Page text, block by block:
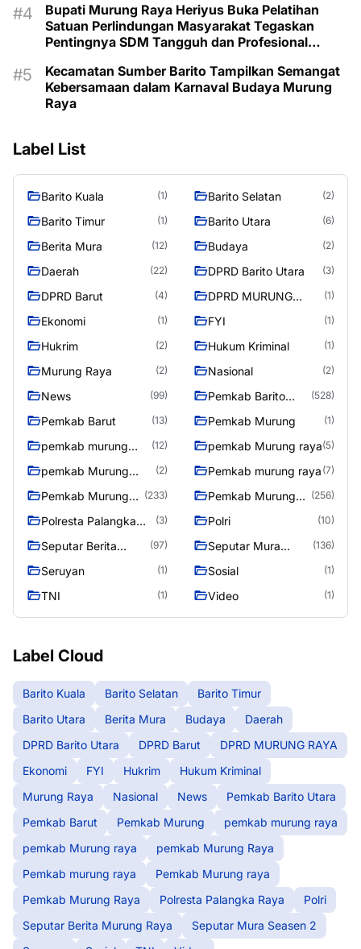
Bupati Murung Raya Heriyus Buka Pelatihan
Satuan Perlindungan Masyarakat Tegaskan
Pentingnya SDM Tangguh dan Profesional
Kecamatan Sumber Barito Tampilkan Semangat
Kebersamaan dalam Karnaval Budaya Murung
Raya
Label List
Barito Kuala (1) Barito Selatan (2)
Barito Timur (1) Barito Utara (6)
Berita Mura (12) Budaya (2)
Daerah (22) DPRD Barito Utara (3)
DPRD Barut (4)
DPRD MURUNG
(1)
Ekonomi (1) FYI (1)
Hukrim (2) Hukum Kriminal (1)
Murung Raya (2) Nasional (2)
News (99)
Pemkab Barito
(528)
Pemkab Barut (13) Pemkab Murung (1)
pemkab murung
(12) pemkab Murung raya(5)
pemkab Murung
(2) Pemkab murung raya (7)
Pemkab Murung
(233)
Pemkab Murung
(256)
Polresta Palangka
(3) Polri (10)
Seputar Berita
(97)
Seputar Mura
(136)
Seruyan (1) Sosial (1)
TNI (1) Video (1)
Label Cloud
Barito Kuala Barito Selatan
Barito Timur
Barito Utara
Berita Mura Budaya
Daerah
DPRD Barito Utara
DPRD Barut
DPRD MURUNG RAYA
Ekonomi
FYI Hukrim
Hukum Kriminal
Murung Raya
Nasional News
Pemkab Barito Utara
Pemkab Barut
Pemkab Murung
pemkab murung raya
pemkab Murung raya
pemkab Murung Raya
Pemkab murung raya
Pemkab Murung raya
Pemkab Murung Raya
Polresta Palangka Raya
Polri
Seputar Berita Murung Raya
Seputar Mura Seasen 2